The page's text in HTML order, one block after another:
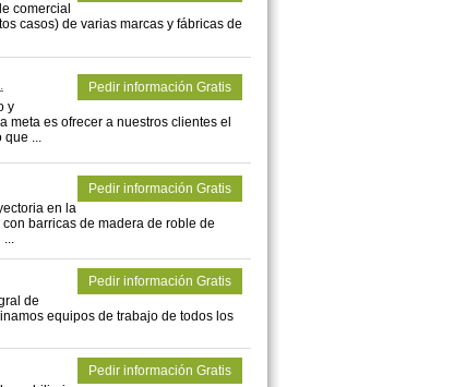
comercial
casos) de varias marcas y fábricas de
Pedir información Gratis
y
meta es ofrecer a nuestros clientes el
que ...
Pedir información Gratis
en la
barricas de madera de roble de
...
Pedir información Gratis
de
equipos de trabajo de todos los
Pedir información Gratis